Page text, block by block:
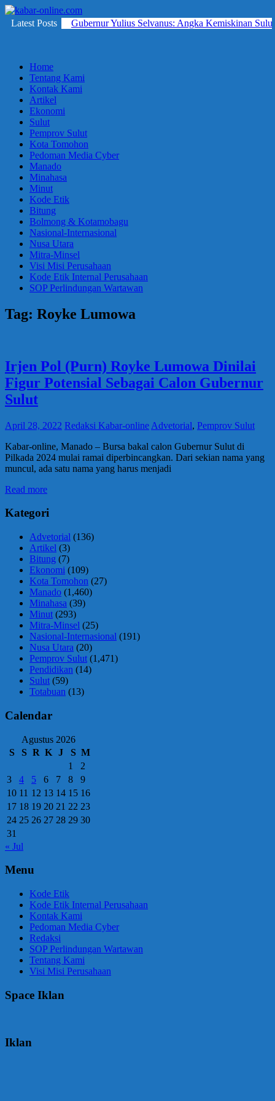
Skip
toLatest Posts Gubernur Yulius Selvanus: Angka Kemiskinan
Home
Tentang Kami
Kontak Kami
Artikel
Ekonomi
Sulut
Pemprov Sulut
Kota Tomohon
Pedoman Media Cyber
Manado
Minahasa
Minut
Kode Etik
Bitung
Bolmong & Kotamobagu
Nasional-Internasional
Nusa Utara
Mitra-Minsel
Visi Misi Perusahaan
Kode Etik Internal Perusahaan
SOP Perlindungan Wartawan
Tag: Royke Lumowa
Irjen Pol (Purn) Royke Lumowa Dinilai
Figur Potensial Sebagai Calon Gubernur
Sulut
April 28, 2022 Redaksi Kabar-online Advetorial, Pemprov Sulut
Kabar-online, Manado – Bursa bakal calon Gubernur Sulut di
Pilkada 2024 mulai ramai diperbincangkan. Dari sekian nama yang
muncul, ada satu nama yang harus menjadi
Read more
Kategori
Advetorial (136)
Artikel (3)
Bitung (7)
Ekonomi (109)
Kota Tomohon (27)
Manado (1,460)
Minahasa (39)
Minut (293)
Mitra-Minsel (25)
Nasional-Internasional (191)
Nusa Utara (20)
Pemprov Sulut (1,471)
Pendidikan (14)
Sulut (59)
Totabuan (13)
Calendar
Agustus 2026
S
S R K J S M
1
2
3
4 5 6 7 8
9
10 11 12 13 14 15 16
17 18 19 20 21 22 23
24 25 26 27 28 29 30
31
« Jul
Menu
Kode Etik
Kode Etik Internal Perusahaan
Kontak Kami
Pedoman Media Cyber
Redaksi
SOP Perlindungan Wartawan
Tentang Kami
Visi Misi Perusahaan
Space Iklan
Iklan